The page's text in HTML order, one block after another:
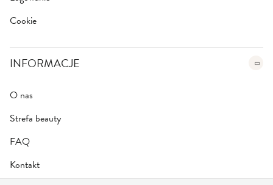
Cookie
INFORMACJE
O nas
Strefa beauty
FAQ
Kontakt